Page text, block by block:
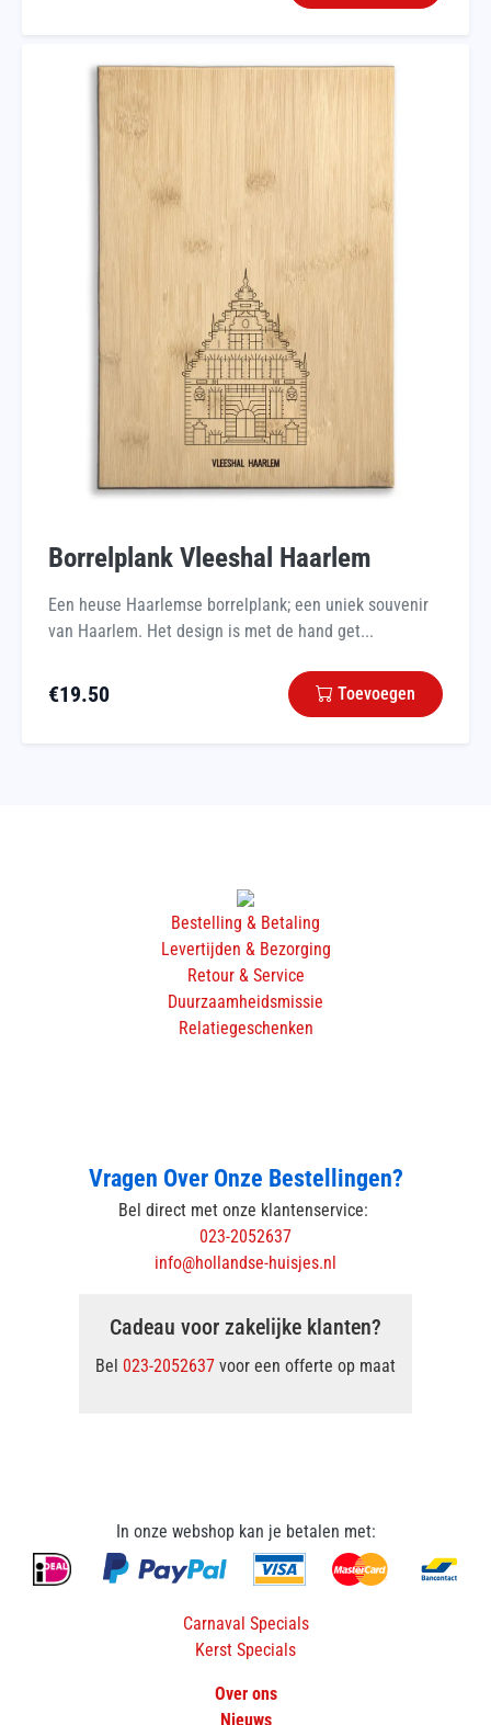
Borrelplank Vleeshal Haarlem
Een heuse Haarlemse borrelplank; een uniek souvenir
van Haarlem. Het design is met de hand get...
€19.50 Toevoegen
Bestelling & Betaling
Levertijden & Bezorging
Retour & Service
Duurzaamheidsmissie
Relatiegeschenken
Vragen Over Onze Bestellingen?
Bel direct met onze klantenservice:
023-2052637
info@hollandse-huisjes.nl
Cadeau voor zakelijke klanten?
Bel 023-2052637 voor een offerte op maat
In onze webshop kan je betalen met:
Carnaval Specials
Kerst Specials
Over ons
Nieuws